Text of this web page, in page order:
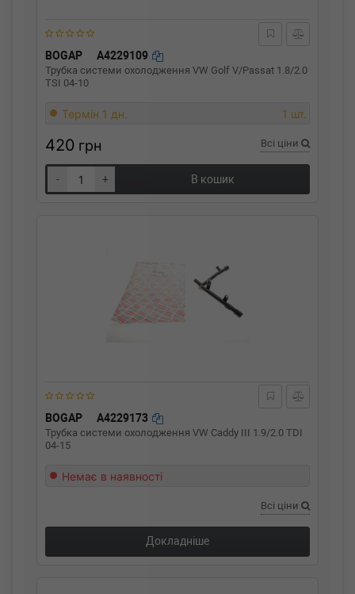
BOGAP A4229109
Трубка системи охолодження VW Golf V/Passat 1.8/2.0
TSI 04-10
Термін 1 дн. 1 шт.
420 грн Всі ціни
- + В кошик
BOGAP A4229173
Трубка системи охолодження VW Caddy III 1.9/2.0 TDI
04-15
Немає в наявності
Всі ціни
Докладніше